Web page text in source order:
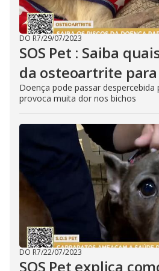
DO R7/29/07/2023
SOS Pet : Saiba
da osteoartrite
Doença pode passar
provoca muita dor nos bichos
DO R7/22/07/2023
SOS Pet explica